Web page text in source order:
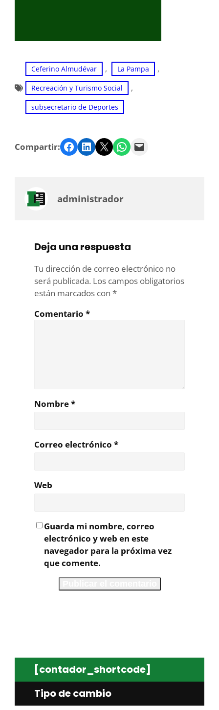
Ceferino Almudévar , La Pampa ,
Recreación y Turismo Social ,
subsecretario de Deportes
Compartir: Facebook LinkedIn Twitter WhatsApp Email
administrador
Deja una respuesta
Tu dirección de correo electrónico no
será publicada. Los campos obligatorios
están marcados con *
Comentario *
Nombre*
Correo electrónico *
Web
Guarda mi nombre, correo
electrónico y web en este
navegador para la próxima vez
que comente.
[contador_shortcode]
Tipo de cambio